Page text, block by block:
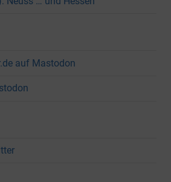
auf Mastodon